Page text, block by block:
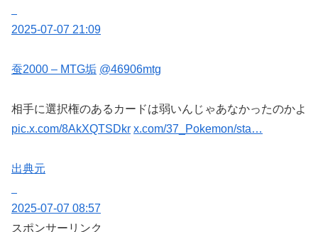
2025-07-07 21:09
蚕2000 – MTG垢 @46906mtg
相手に選択権のあるカードは弱いんじゃあなかったのかよ
pic.x.com/8AkXQTSDkr x.com/37_Pokemon/sta…
出典元
2025-07-07 08:57
スポンサーリンク